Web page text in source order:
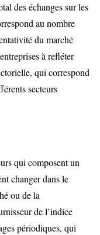
des échanges sur les
au nombre
du marché
à refléter
qui correspond
secteurs
qui composent un
changer dans le
ou de la
de l’indice
périodiques, qui